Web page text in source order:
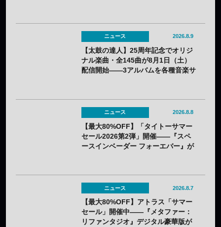
ニュース 2026.8.9
【太鼓の達人】25周年記念でオリジ
ナル楽曲・全145曲が8月1日（土）
配信開始——3アルバムを各種音楽サ
ニュース 2026.8.8
【最大80%OFF】「タイトーサマー
セール2026第2弾」開催——『スペ
ースインベーダー フォーエバー』が
ニュース 2026.8.7
【最大80%OFF】アトラス「サマー
セール」開催中——『メタファー：
リファンタジオ』デジタル豪華版が